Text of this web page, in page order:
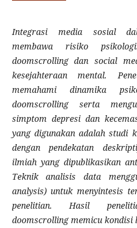
Integrasi media sosial
membawa risiko
doomscrolling dan social
kesejahteraan mental.
memahami dinamika
doomscrolling serta
simptom depresi dan
yang digunakan adalah studi
dengan pendekatan
ilmiah yang dipublikasikan
Teknik analisis data
analysis) untuk menyintesis
penelitian. Hasil
doomscrolling memicu